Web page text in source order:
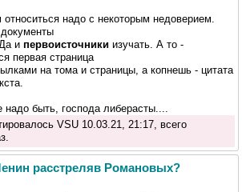
относиться надо с некоторым недоверием.
и первоисточники изучать. А то -
первая страница
на тома и страницы, а копнешь - цитата
надо быть, господа либерасты....
VSU 10.03.21, 21:17, всего
расстреляв Романовых?